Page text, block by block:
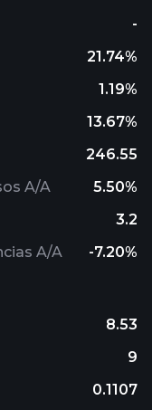
-
21.74%
1.19%
13.67%
246.55
A/A
5.50%
3.2
A/A
-7.20%
8.53
9
0.1107